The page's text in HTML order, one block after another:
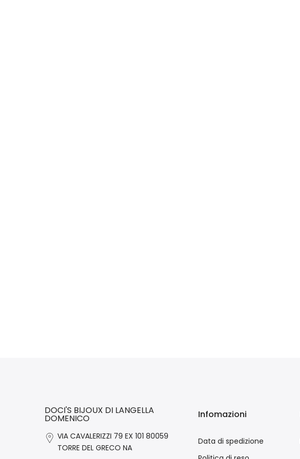
DOCI'S BIJOUX DI LANGELLA
DOMENICO
VIA CAVALERIZZI 79 EX 101 80059
TORRE DEL GRECO NA
Infomazioni
Data di spedizione